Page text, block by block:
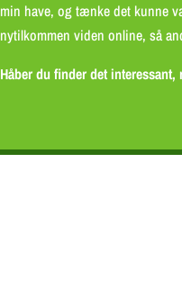
min have, og tænke det kunne
nytilkommen viden online, så
Håber du finder det interessant,